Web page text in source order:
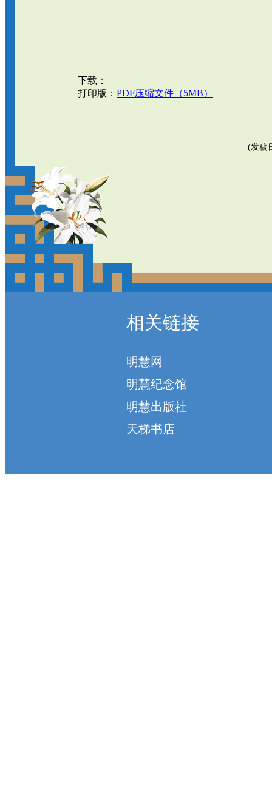
下载：
打印版： PDF压缩文件（5MB）
(发稿
相关链接
明慧网
明慧纪念馆
明慧出版社
天梯书店